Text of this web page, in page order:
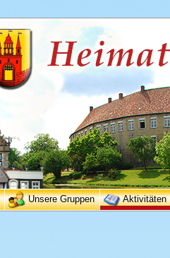
Unsere Gruppen Aktivitäten